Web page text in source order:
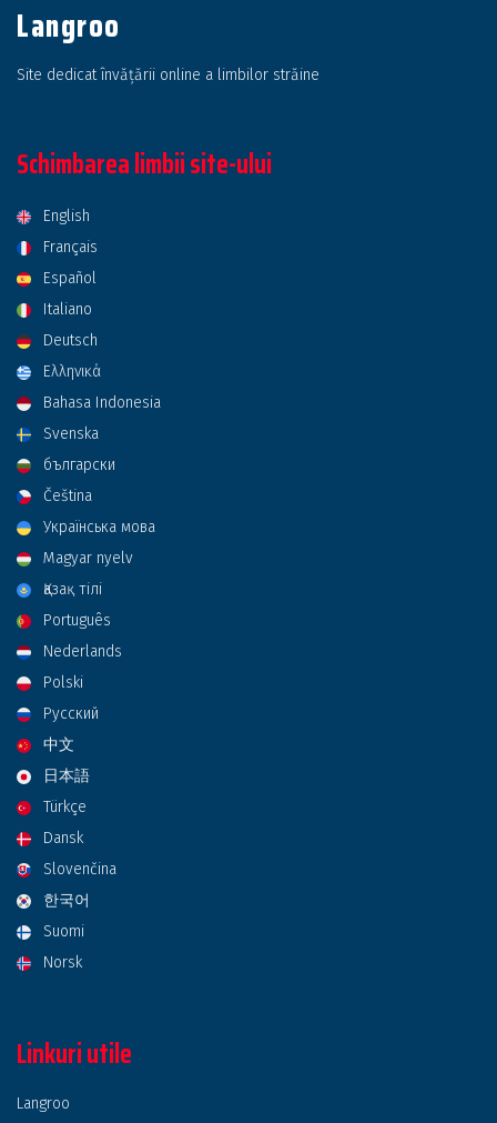
Langroo
Site dedicat învățării online a limbilor străine
Schimbarea limbii site-ului
English
Français
Español
Italiano
Deutsch
Ελληνικά
Bahasa Indonesia
Svenska
български
Čeština
Українська мова
Magyar nyelv
Қазақ тілі
Português
Nederlands
Polski
Русский
中文
日本語
Türkçe
Dansk
Slovenčina
한국어
Suomi
Norsk
Linkuri utile
Langroo